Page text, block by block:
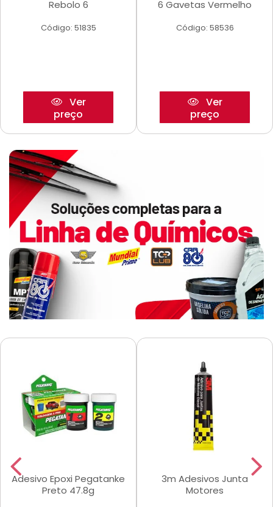
Rebolo 6
Código: 51835
Ver
preço
6 Gavetas Vermelho
Código: 58536
Ver
preço
Adesivo Epoxi Pegatanke
Preto 47.8g
3m Adesivos Junta
Motores